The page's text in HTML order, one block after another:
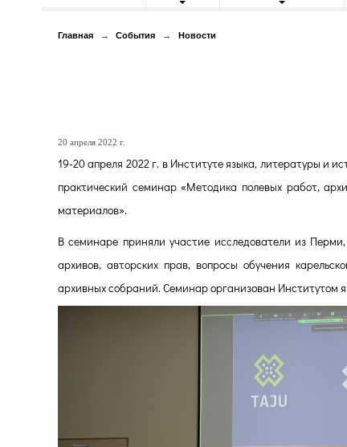
Главная → События → Новости
20 апреля 2022 г.
19-20 апреля 2022 г. в Институте языка, литературы и
практический семинар «Методика полевых работ,
материалов».
В семинаре приняли участие исследователи из
архивов, авторских прав, вопросы обучения
архивных собраний. Семинар организован Институтом